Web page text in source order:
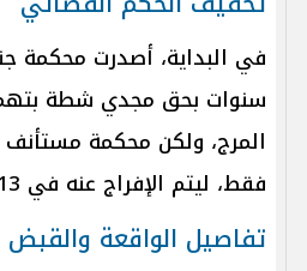
سنوات بحق مجدي شطة
فقط، ليتم الإفراج عنه في 13 أبريل بعد انتهاء مدة الحبس.
تفاصيل الواقعة